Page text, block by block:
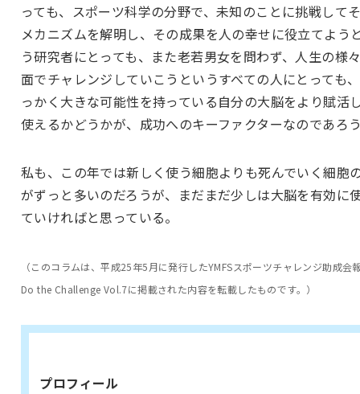
っても、スポーツ科学の分野で、未知のことに挑戦して
メカニズムを解明し、その成果を人の幸せに役立てよう
う研究者にとっても、また老若男女を問わず、人生の様
面でチャレンジしていこうというすべての人にとっても
っかく大きな可能性を持っている自分の大脳をより賦活
使えるかどうかが、成功へのキーファクターなのであろ
私も、この年では新しく使う細胞よりも死んでいく細胞
がずっと多いのだろうが、まだまだ少しは大脳を有効に
ていければと思っている。
（このコラムは、平成25年5月に発行したYMFSスポーツチャレンジ助成会
Do the Challenge Vol.7に掲載された内容を転載したものです。）
プロフィール